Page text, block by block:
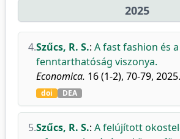
2025
4.Szűcs, R. S.: A fast fashion és a
fenntarthatóság viszonya.
Economica. 16 (1-2), 70-79, 2025.
doi DEA
5.Szűcs, R. S.: A felújított